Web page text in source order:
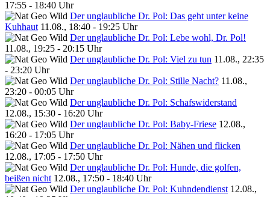
17:55 - 18:40 Uhr
Der unglaubliche Dr. Pol: Das geht unter keine
Kuhhaut 11.08., 18:40 - 19:25 Uhr
Der unglaubliche Dr. Pol: Lebe wohl, Dr. Pol!
11.08., 19:25 - 20:15 Uhr
Der unglaubliche Dr. Pol: Viel zu tun 11.08., 22:35
- 23:20 Uhr
Der unglaubliche Dr. Pol: Stille Nacht? 11.08.,
23:20 - 00:05 Uhr
Der unglaubliche Dr. Pol: Schafswiderstand
12.08., 15:30 - 16:20 Uhr
Der unglaubliche Dr. Pol: Baby-Friese 12.08.,
16:20 - 17:05 Uhr
Der unglaubliche Dr. Pol: Nähen und flicken
12.08., 17:05 - 17:50 Uhr
Der unglaubliche Dr. Pol: Hunde, die golfen,
beißen nicht 12.08., 17:50 - 18:40 Uhr
Der unglaubliche Dr. Pol: Kuhndendienst 12.08.,